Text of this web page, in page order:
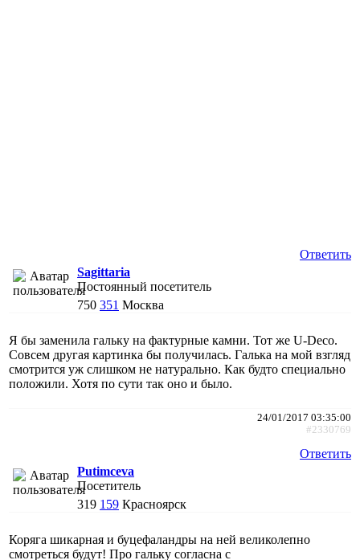
Ответить
Sagittaria
Постоянный посетитель
750 351 Москва
Я бы заменила гальку на фактурные камни. Тот же U-Deco.
Совсем другая картинка бы получилась. Галька на мой взгляд
смотрится уж слишком не натурально. Как будто специально
положили. Хотя по сути так оно и было.
24/01/2017 03:35:00
#2330769
Ответить
Putimceva
Посетитель
319 159 Красноярск
Коряга шикарная и буцефаландры на ней великолепно
смотреться будут! Про гальку согласна с